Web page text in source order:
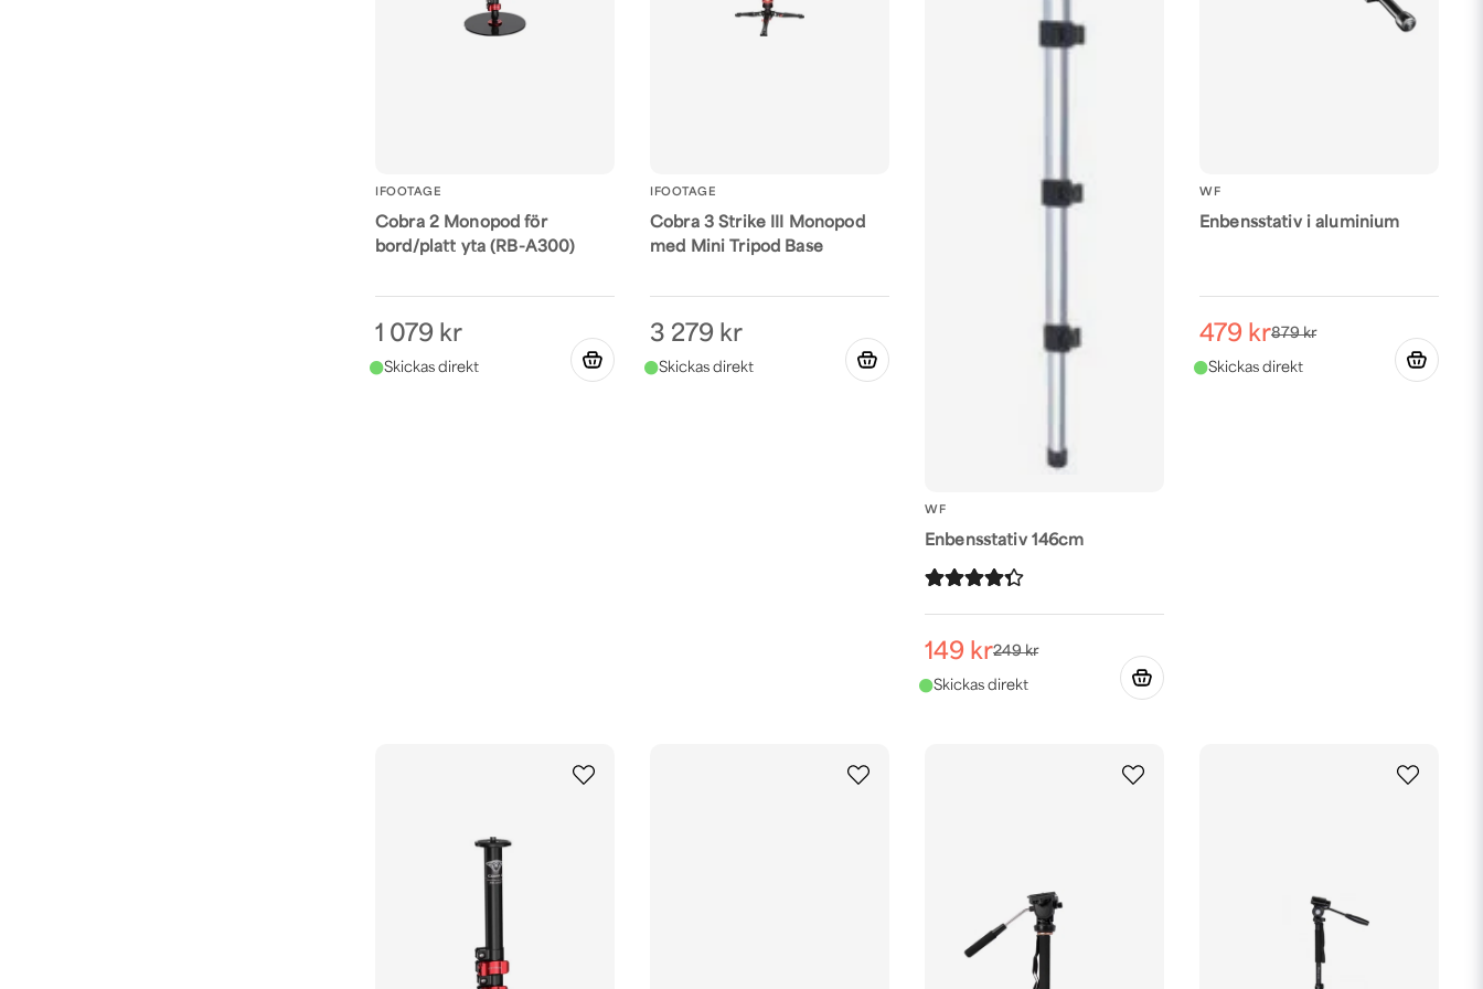
IFOOTAGE
Cobra 2 Monopod för
bord/platt yta (RB-A300)
1 079 kr
IFOOTAGE
Cobra 3 Strike III Monopod
med Mini Tripod Base
3 279 kr
WF
Enbensstativ 146cm
249 kr
149 kr
WF
Enbensstativ i aluminium
879 kr
479 kr